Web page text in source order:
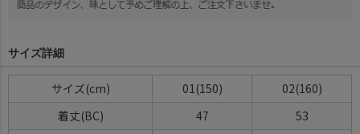
サイズ詳細
サイズ(cm) 01(150)
02(160)
着丈(BC)
47
53